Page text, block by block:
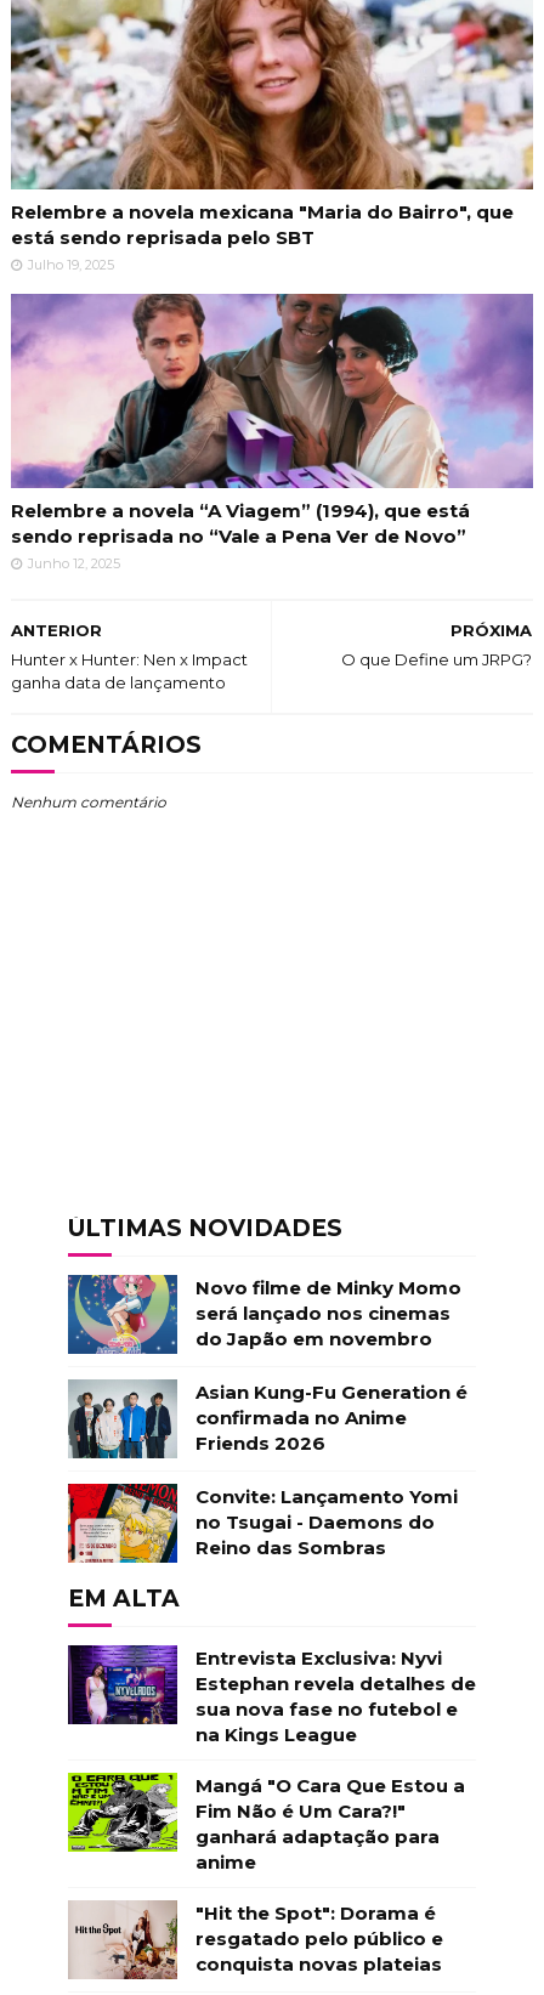
Relembre a novela mexicana "Maria do Bairro", que
está sendo reprisada pelo SBT
Julho 19, 2025
Relembre a novela “A Viagem” (1994), que está
sendo reprisada no “Vale a Pena Ver de Novo”
Junho 12, 2025
PRÓXIMA
O que Define um JRPG?
ANTERIOR
Hunter x Hunter: Nen x Impact
ganha data de lançamento
COMENTÁRIOS
Nenhum comentário
ÚLTIMAS NOVIDADES
Novo filme de Minky Momo
será lançado nos cinemas
do Japão em novembro
Asian Kung-Fu Generation é
confirmada no Anime
Friends 2026
Convite: Lançamento Yomi
no Tsugai - Daemons do
Reino das Sombras
EM ALTA
Entrevista Exclusiva: Nyvi
Estephan revela detalhes de
sua nova fase no futebol e
na Kings League
Mangá "O Cara Que Estou a
Fim Não é Um Cara?!"
ganhará adaptação para
anime
"Hit the Spot": Dorama é
resgatado pelo público e
conquista novas plateias